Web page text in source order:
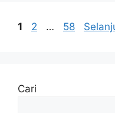
Halaman
1 Halaman
2 … Halaman
58
Cari